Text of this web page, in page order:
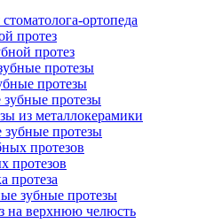
ортопеда
протез
протез
протезы
протезы
протезы
из металлокерамики
протезы
протезов
протезов
протеза
зубные протезы
на верхнюю челюсть